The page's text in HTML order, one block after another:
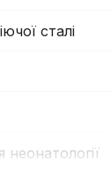
сталі